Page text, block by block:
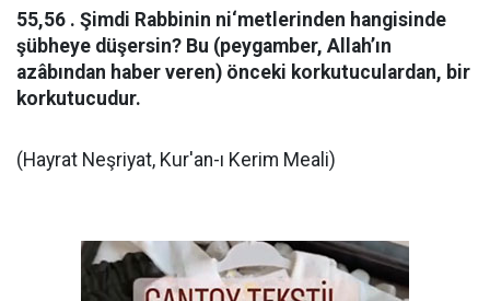
55,56 . Şimdi Rabbinin ni‘metlerinden hangisinde
şübheye düşersin? Bu (peygamber, Allah’ın
azâbından haber veren) önceki korkutuculardan, bir
korkutucudur.
(Hayrat Neşriyat, Kur'an-ı Kerim Meali)